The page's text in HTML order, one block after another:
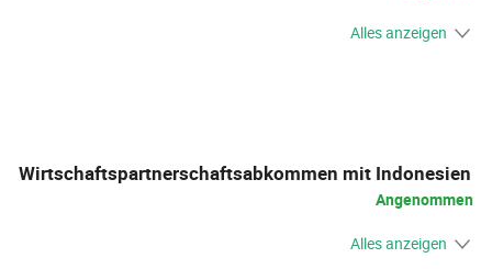
Alles anzeigen
Wirtschaftspartnerschaftsabkommen mit Indonesien
Angenommen
Alles anzeigen